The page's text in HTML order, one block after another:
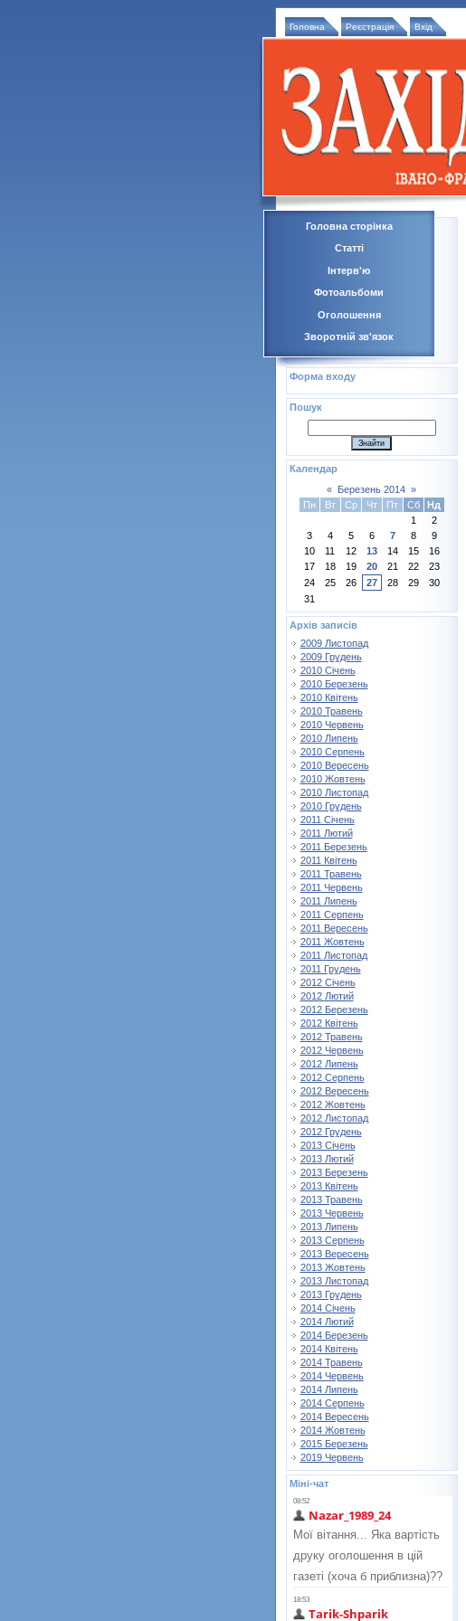
Головна Реєстрація Вхід
Головна сторінка
Статті
Інтерв'ю
Фотоальбоми
Оголошення
Зворотній зв'язок
Форма входу
Пошук
Календар
« Березень 2014 »
Пн
Вт Ср Чт Пт Сб
Нд
1
2
3
4 5 6 7 8
9
10
11 12 13 14 15
16
17
18 19 20 21 22
23
24
25 26 27 28 29
30
31
Архів записів
2009 Листопад
2009 Грудень
2010 Січень
2010 Березень
2010 Квітень
2010 Травень
2010 Червень
2010 Липень
2010 Серпень
2010 Вересень
2010 Жовтень
2010 Листопад
2010 Грудень
2011 Січень
2011 Лютий
2011 Березень
2011 Квітень
2011 Травень
2011 Червень
2011 Липень
2011 Серпень
2011 Вересень
2011 Жовтень
2011 Листопад
2011 Грудень
2012 Січень
2012 Лютий
2012 Березень
2012 Квітень
2012 Травень
2012 Червень
2012 Липень
2012 Серпень
2012 Вересень
2012 Жовтень
2012 Листопад
2012 Грудень
2013 Січень
2013 Лютий
2013 Березень
2013 Квітень
2013 Травень
2013 Червень
2013 Липень
2013 Серпень
2013 Вересень
2013 Жовтень
2013 Листопад
2013 Грудень
2014 Січень
2014 Лютий
2014 Березень
2014 Квітень
2014 Травень
2014 Червень
2014 Липень
2014 Серпень
2014 Вересень
2014 Жовтень
2015 Березень
2019 Червень
Міні-чат